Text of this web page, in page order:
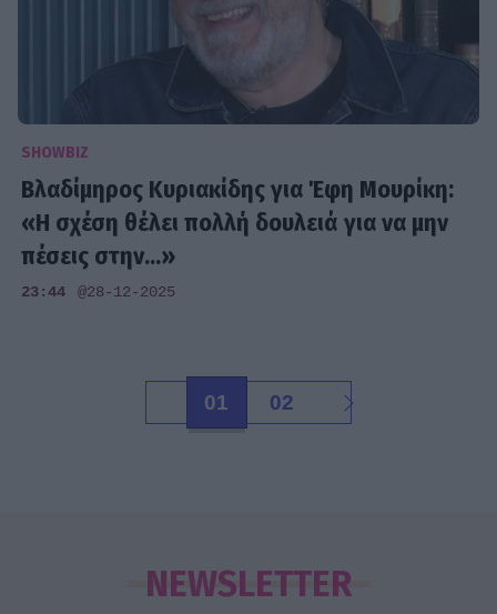
SHOWBIZ
Βλαδίμηρος Κυριακίδης για Έφη Μουρίκη:
«Η σχέση θέλει πολλή δουλειά για να μην
πέσεις στην...»
23:44 @28-12-2025
01 02
NEWSLETTER